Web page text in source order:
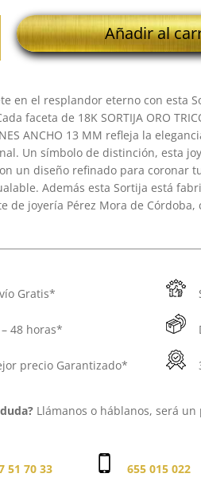
Añadir al
en el resplandor eterno con esta
faceta de 18K SORTIJA ORO
ANCHO 13 MM refleja la
Un símbolo de distinción, esta
un diseño refinado para coronar
Además esta Sortija está
de joyería Pérez Mora de
Gratis*
48 horas*
precio Garantizado* 3
Llámanos o háblanos, será un
51 70 33 655 015 022